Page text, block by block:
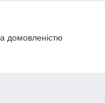
домовленістю